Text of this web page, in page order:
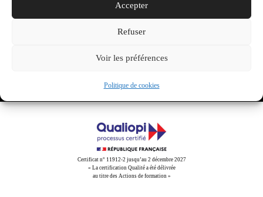
Accepter
Refuser
Voir les préférences
Politique de cookies
Certificat n° 11912-2 jusqu’au 2 décembre 2027
« La certification Qualité a été délivrée
au titre des Actions de formation »